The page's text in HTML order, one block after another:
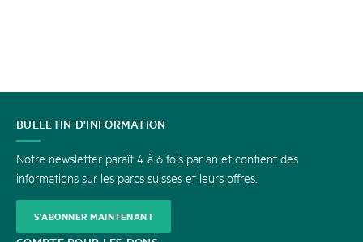
CONTACT
BULLETIN D'INFORMATION
Notre newsletter paraît 4 à 6 fois par an et contient des
informations sur les parcs suisses et leurs offres.
S'ABONNER MAINTENANT